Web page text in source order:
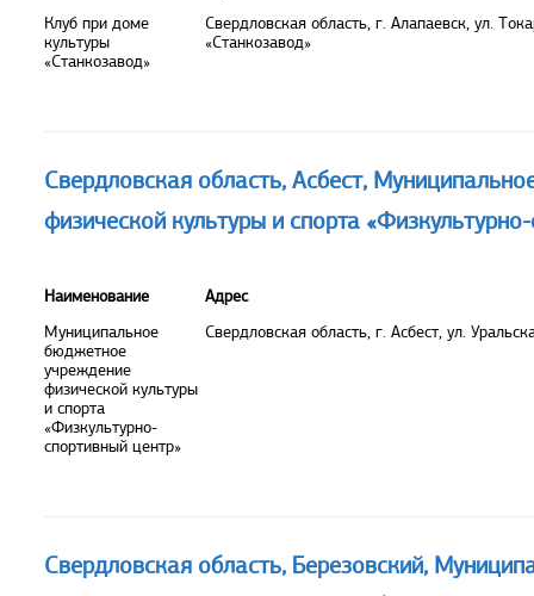
Клуб при доме
культуры
«Станкозавод»
Свердловская область, г. Алапаевск, ул.
«Станкозавод»
Свердловская область, Асбест,
физической культуры и спорта
Наименование
Муниципальное
бюджетное
учреждение
физической культуры
и спорта
«Физкультурно-
спортивный центр»
Адрес
Свердловская область, г. Асбест, ул.
Свердловская область, Березовский,